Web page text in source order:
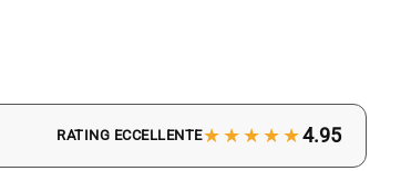
RATING ECCELLENTE★★★★★4.95